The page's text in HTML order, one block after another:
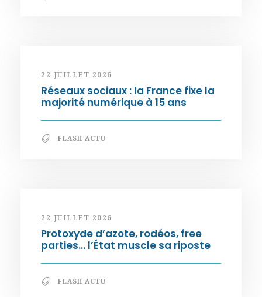
22 JUILLET 2026
Réseaux sociaux : la France fixe la
majorité numérique à 15 ans
FLASH ACTU
22 JUILLET 2026
Protoxyde d’azote, rodéos, free
parties… l’État muscle sa riposte
FLASH ACTU